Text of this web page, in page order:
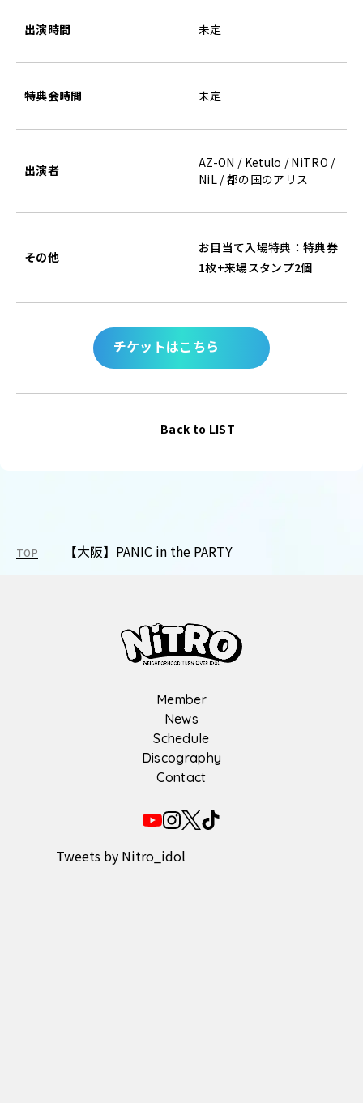
出演時間 未定
特典会時間 未定
出演者
AZ-ON / Ketulo / NiTRO /
NiL / 都の国のアリス
その他
お目当て入場特典：特典券
1枚+来場スタンプ2個
チケットはこちら
Back to LIST
TOP 【大阪】PANIC in the PARTY
Member
News
Schedule
Discography
Contact
Tweets by Nitro_idol